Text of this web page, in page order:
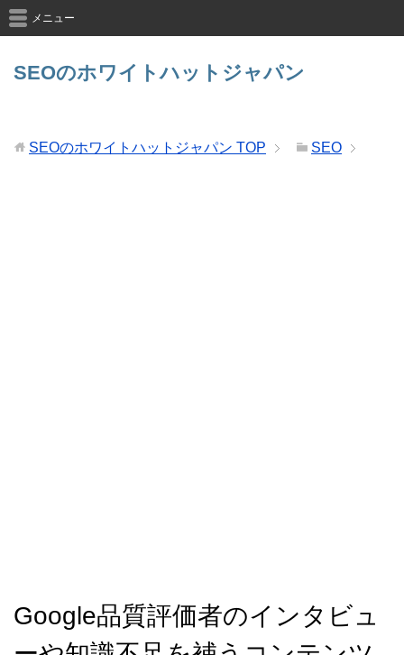
SEOのホワイトハットジャパン
メニュー
SEOのホワイトハットジャパン TOP SEO
Google品質評価者のインタビュ